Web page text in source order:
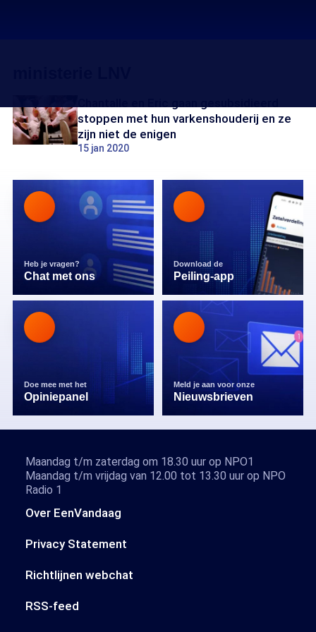
stoppen met hun varkenshouderij en ze
zijn niet de enigen
15 jan 2020
Heb je vragen?
Chat met ons
Download de
Peiling-app
Doe mee met het
Opiniepanel
Meld je aan voor onze
Nieuwsbrieven
Over EenVandaag
Privacy Statement
Richtlijnen webchat
RSS-feed
Maandag t/m zaterdag om 18.30 uur op NPO1
Maandag t/m vrijdag van 12.00 tot 13.30 uur op NPO
Radio 1